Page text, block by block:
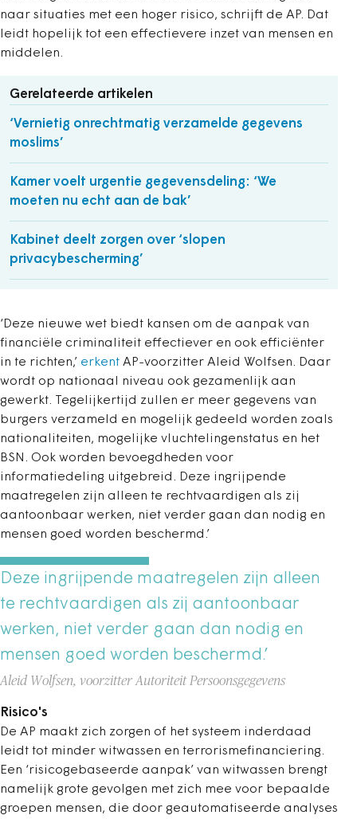
naar situaties met een hoger risico, schrijft de AP. Dat
leidt hopelijk tot een effectievere inzet van mensen en
middelen.
Gerelateerde artikelen
‘Vernietig onrechtmatig verzamelde gegevens
moslims’
Kamer voelt urgentie gegevensdeling: ‘We
moeten nu echt aan de bak’
Kabinet deelt zorgen over ‘slopen
privacybescherming’
‘Deze nieuwe wet biedt kansen om de aanpak van
financiële criminaliteit effectiever en ook efficiënter
in te richten,’ erkent AP-voorzitter Aleid Wolfsen. Daar
wordt op nationaal niveau ook gezamenlijk aan
gewerkt. Tegelijkertijd zullen er meer gegevens van
burgers verzameld en mogelijk gedeeld worden zoals
nationaliteiten, mogelijke vluchtelingenstatus en het
BSN. Ook worden bevoegdheden voor
informatiedeling uitgebreid. Deze ingrijpende
maatregelen zijn alleen te rechtvaardigen als zij
aantoonbaar werken, niet verder gaan dan nodig en
mensen goed worden beschermd.’
Deze ingrijpende maatregelen zijn alleen
te rechtvaardigen als zij aantoonbaar
werken, niet verder gaan dan nodig en
mensen goed worden beschermd.’
Aleid Wolfsen, voorzitter Autoriteit Persoonsgegevens
Risico's
De AP maakt zich zorgen of het systeem inderdaad
leidt tot minder witwassen en terrorismefinanciering.
Een ‘risicogebaseerde aanpak’ van witwassen brengt
namelijk grote gevolgen met zich mee voor bepaalde
groepen mensen, die door geautomatiseerde analyses